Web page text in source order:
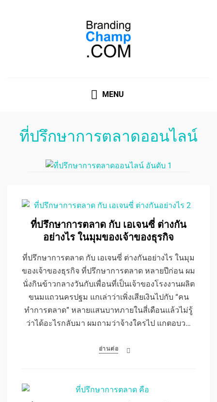
MENU
ที่ปรึกษาการตลาดออนไลน์
ที่ปรึกษาการตลาด กับ เอเจนซี่ ต่างกัน
อย่างไร ในมุมของเจ้าของธุรกิจ
ที่ปรึกษาการตลาด กับ เอเจนซี่ ต่างกันอย่างไร ในมุม
ของเจ้าของธุรกิจ ที่ปรึกษาการตลาด หลายปีก่อน ผม
นั่งกินข้าวกลางวันกับเพื่อนที่เป็นเจ้าของโรงงานผลิต
ขนมแถวนครปฐม แกเล่าว่าเพิ่งเสียเงินไปกับ “คน
ทำการตลาด” หลายแสนบาทภายในสี่เดือนแล้วไม่รู้
ว่าได้อะไรกลับมา ผมถามว่าจ้างใครไป แกตอบว…
อ่านต่อ